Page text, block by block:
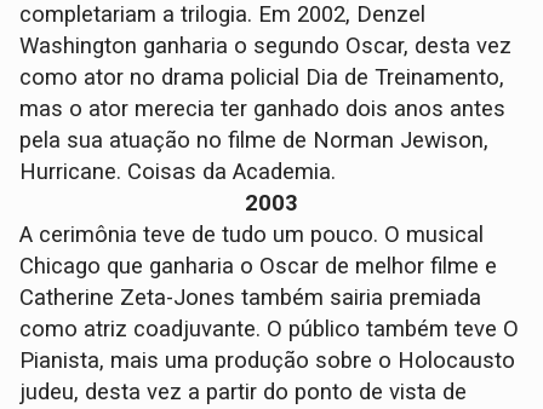
completariam a trilogia. Em 2002, Denzel
Washington ganharia o segundo Oscar, desta vez
como ator no drama policial Dia de Treinamento,
mas o ator merecia ter ganhado dois anos antes
pela sua atuação no filme de Norman Jewison,
Hurricane. Coisas da Academia.
2003
A cerimônia teve de tudo um pouco. O musical
Chicago que ganharia o Oscar de melhor filme e
Catherine Zeta-Jones também sairia premiada
como atriz coadjuvante. O público também teve O
Pianista, mais uma produção sobre o Holocausto
judeu, desta vez a partir do ponto de vista de